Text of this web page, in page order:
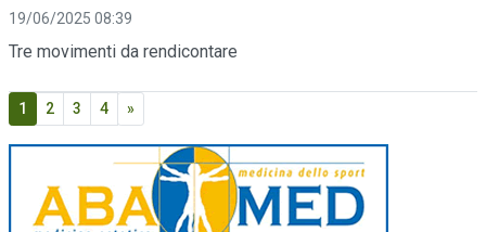
19/06/2025 08:39
Tre movimenti da rendicontare
1 2 3 4 »